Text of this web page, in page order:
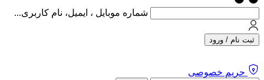
شماره موبایل ، ایمیل، نام کاربری...
ثبت نام / ورود
حریم خصوصی